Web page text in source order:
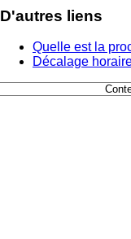
D'autres liens
Quelle est la
Décalage